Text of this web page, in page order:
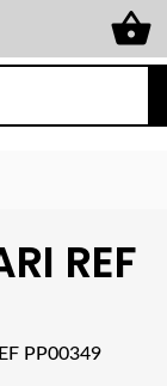
shopping_basket
REF
PP00349